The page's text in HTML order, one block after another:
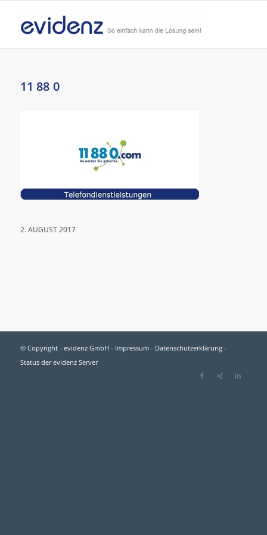
11 88 0
2. AUGUST 2017
© Copyright - evidenz GmbH - Impressum- Datenschutzerklärung-
Status der evidenz Server